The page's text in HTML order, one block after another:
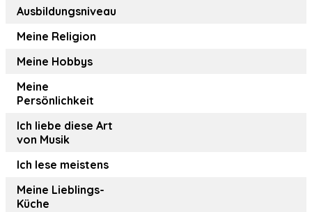
Ausbildungsniveau
Meine Religion
Meine Hobbys
Meine
Persönlichkeit
Ich liebe diese Art
von Musik
Ich lese meistens
Meine Lieblings-
Küche